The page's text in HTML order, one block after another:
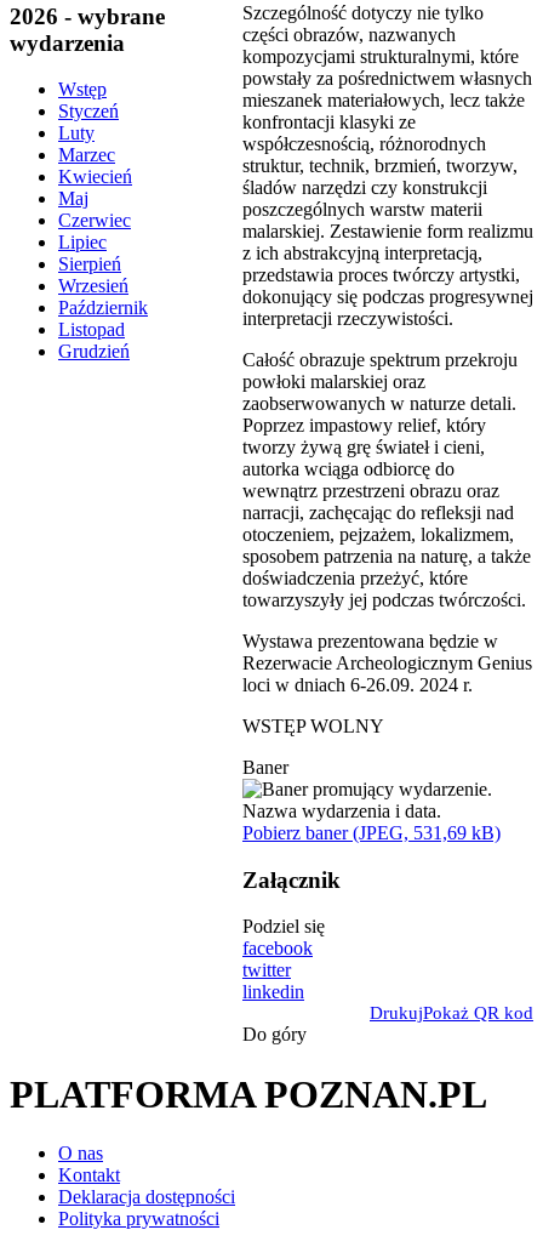
2026 - wybrane
wydarzenia
Wstęp
Styczeń
Luty
Marzec
Kwiecień
Maj
Czerwiec
Lipiec
Sierpień
Wrzesień
Październik
Listopad
Grudzień
Szczególność dotyczy nie tylko
części obrazów, nazwanych
kompozycjami strukturalnymi, które
powstały za pośrednictwem własnych
mieszanek materiałowych, lecz także
konfrontacji klasyki ze
współczesnością, różnorodnych
struktur, technik, brzmień, tworzyw,
śladów narzędzi czy konstrukcji
poszczególnych warstw materii
malarskiej. Zestawienie form realizmu
z ich abstrakcyjną interpretacją,
przedstawia proces twórczy artystki,
dokonujący się podczas progresywnej
interpretacji rzeczywistości.
Całość obrazuje spektrum przekroju
powłoki malarskiej oraz
zaobserwowanych w naturze detali.
Poprzez impastowy relief, który
tworzy żywą grę świateł i cieni,
autorka wciąga odbiorcę do
wewnątrz przestrzeni obrazu oraz
narracji, zachęcając do refleksji nad
otoczeniem, pejzażem, lokalizmem,
sposobem patrzenia na naturę, a także
doświadczenia przeżyć, które
towarzyszyły jej podczas twórczości.
Wystawa prezentowana będzie w
Rezerwacie Archeologicznym Genius
loci w dniach 6-26.09. 2024 r.
WSTĘP WOLNY
Baner
Pobierz baner (JPEG, 531,69 kB)
Załącznik
Podziel się
facebook
twitter
linkedin
DrukujPokaż QR kod
Do góry
PLATFORMA POZNAN.PL
O nas
Kontakt
Deklaracja dostępności
Polityka prywatności